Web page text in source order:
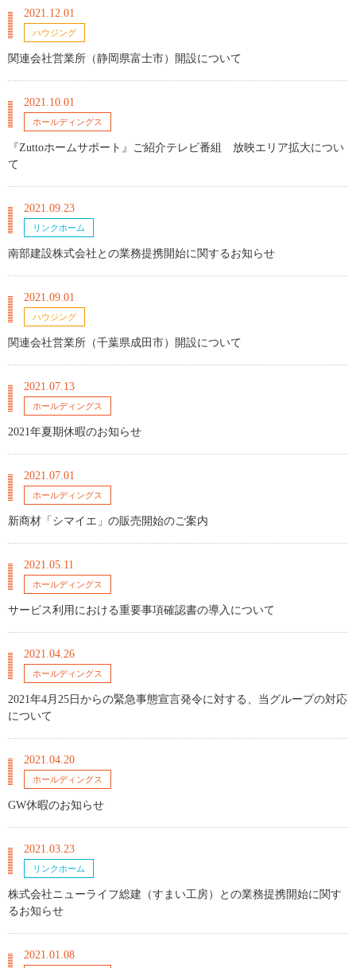
2021.12.01
ハウジング
関連会社営業所（静岡県富士市）開設について
2021.10.01
ホールディングス
『Zuttoホームサポート』ご紹介テレビ番組 放映エリア拡大につい
て
2021.09.23
リンクホーム
南部建設株式会社との業務提携開始に関するお知らせ
2021.09.01
ハウジング
関連会社営業所（千葉県成田市）開設について
2021.07.13
ホールディングス
2021年夏期休暇のお知らせ
2021.07.01
ホールディングス
新商材「シマイエ」の販売開始のご案内
2021.05.11
ホールディングス
サービス利用における重要事項確認書の導入について
2021.04.26
ホールディングス
2021年4月25日からの緊急事態宣言発令に対する、当グループの対応
について
2021.04.20
ホールディングス
GW休暇のお知らせ
2021.03.23
リンクホーム
株式会社ニューライフ総建（すまい工房）との業務提携開始に関す
るお知らせ
2021.01.08